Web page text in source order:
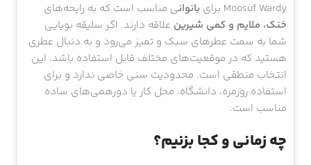
Moosuf Wardy برای بانوانی مناسب است که به رایحه‌های
خنک، ملایم و کمی شیرین علاقه دارند. اگر سلیقه بویایی
شما به سمت عطرهای سبک و تمیز می‌رود و به دنبال عطری
هستید که در موقعیت‌های مختلف قابل استفاده باشد، این
انتخاب منطقی است. محدودیت سنی خاصی ندارد و برای
استفاده روزمره، دانشگاه، محل کار یا دورهمی‌های ساده
مناسب است.
چه زمانی و کجا بزنیم؟